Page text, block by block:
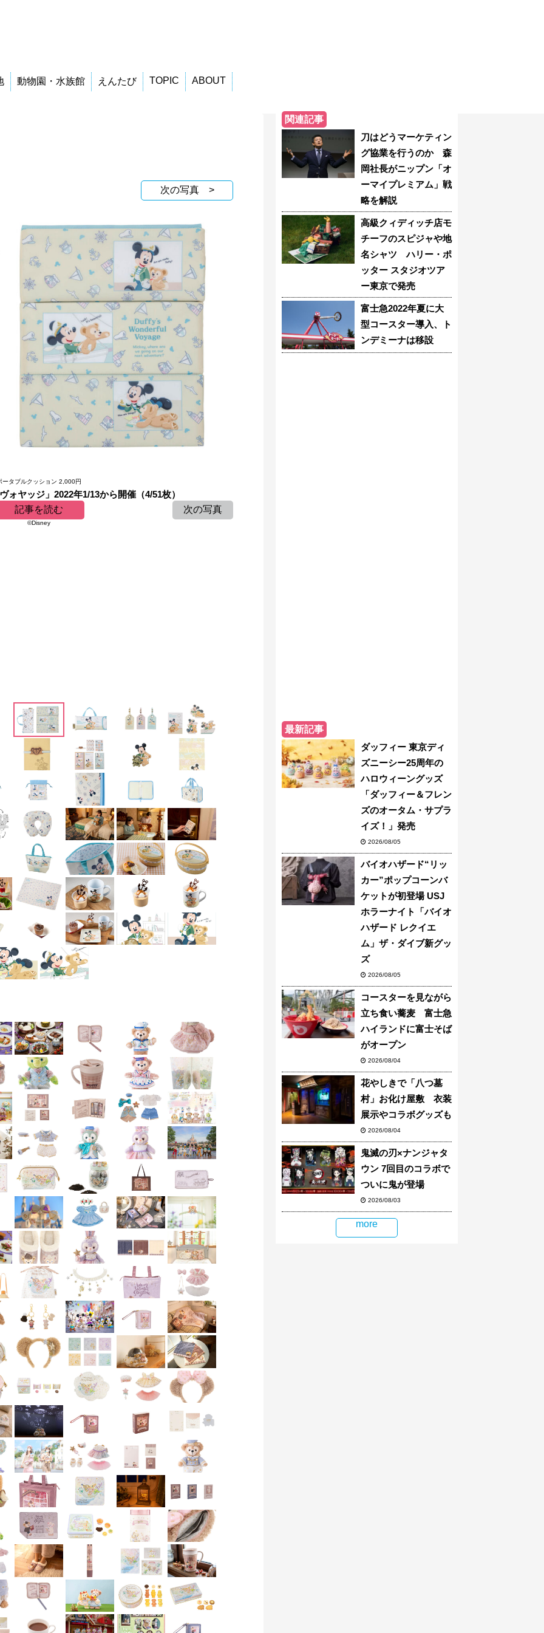
動物園・水族館 えんたび TOPIC ABOUT
次の写真 >
ータブルクッション 2,000円
ヤッジ」2022年1/13から開催（4/51枚）
記事を読む
次の写真
©Disney
関連記事
刀はどうマーケティン
グ協業を行うのか 森
岡社長がニップン「オ
ーマイプレミアム」戦
略を解説
高級クィディッチ店モ
チーフのスピジャや地
名シャツ ハリー・ポ
ッター スタジオツア
ー東京で発売
富士急2022年夏に大
型コースター導入、ト
ンデミーナは移設
最新記事
ダッフィー 東京ディ
ズニーシー25周年の
ハロウィーングッズ
「ダッフィー＆フレン
ズのオータム・サプラ
イズ！」発売
2026/08/05
バイオハザード“リッ
カー”ポップコーンバ
ケットが初登場 USJ
ホラーナイト「バイオ
ハザード レクイエ
ム」ザ・ダイブ新グッ
ズ
2026/08/05
コースターを見ながら
立ち食い蕎麦 富士急
ハイランドに富士そば
がオープン
2026/08/04
花やしきで「八つ墓
村」お化け屋敷 衣装
展示やコラボグッズも
2026/08/04
鬼滅の刃×ナンジャタ
ウン 7回目のコラボで
ついに鬼が登場
2026/08/03
more